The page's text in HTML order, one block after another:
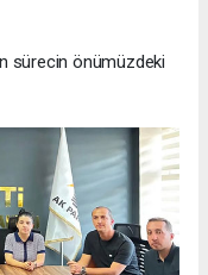
sürecin önümüzdeki